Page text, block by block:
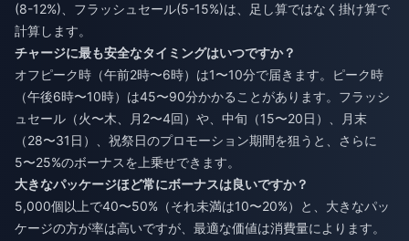
(8-12%)、フラッシュセール(5-15%)は、足し算ではなく掛け算で
計算します。
チャージに最も安全なタイミングはいつですか？
オフピーク時（午前2時〜6時）は1〜10分で届きます。ピーク時
（午後6時〜10時）は45〜90分かかることがあります。フラッシ
ュセール（火〜木、月2〜4回）や、中旬（15〜20日）、月末
（28〜31日）、祝祭日のプロモーション期間を狙うと、さらに
5〜25%のボーナスを上乗せできます。
大きなパッケージほど常にボーナスは良いですか？
5,000個以上で40〜50%（それ未満は10〜20%）と、大きなパッ
ケージの方が率は高いですが、最適な価値は消費量によります。